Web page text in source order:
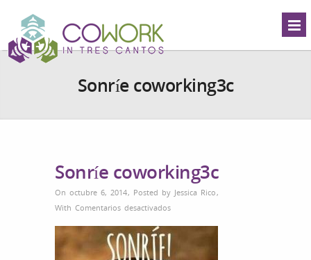
Sonríe coworking3c
Sonríe coworking3c
On octubre 6, 2014, Posted by Jessica Rico,
With Comentarios desactivadosen
coworking3c